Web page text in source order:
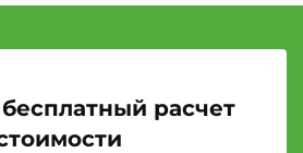
расчет